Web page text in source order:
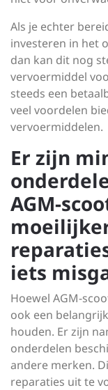
Als je echter
investeren in het
dan kan dit nog
vervoermiddel
steeds een
veel voordelen
vervoermiddelen.
Er zijn
AGM-
iets
Hoewel AGM-
ook een
houden. Er zijn
onderdelen
andere merken.
reparaties uit te